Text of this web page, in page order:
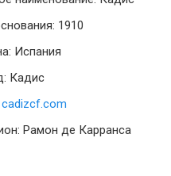
1910
Испания
Кадис
cadizcf.com
Рамон де Карранса